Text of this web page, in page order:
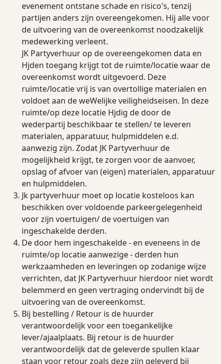
evenement ontstane schade en risico's, tenzij
partijen anders zijn overeengekomen. Hij alle voor
de uitvoering van de overeenkomst noodzakelijk
medewerking verleent.
JK Partyverhuur op de overeengekomen data en
Hjden toegang krijgt tot de ruimte/locatie waar de
overeenkomst wordt uitgevoerd. Deze
ruimte/locatie vrij is van overtollige materialen en
voldoet aan de weWelijke veiligheidseisen. In deze
ruimte/op deze locatie Hjdig de door de
wederpartij beschikbaar te stellen/ te leveren
materialen, apparatuur, hulpmiddelen e.d.
aanwezig zijn. Zodat JK Partyverhuur de
mogelijkheid krijgt, te zorgen voor de aanvoer,
opslag of afvoer van (eigen) materialen, apparatuur
en hulpmiddelen.
Jk partyverhuur moet op locatie kosteloos kan
beschikken over voldoende parkeergelegenheid
voor zijn voertuigen/ de voertuigen van
ingeschakelde derden.
De door hem ingeschakelde - en eveneens in de
ruimte/op locatie aanwezige - derden hun
werkzaamheden en leveringen op zodanige wijze
verrichten, dat JK Partyverhuur hierdoor niet wordt
belemmerd en geen vertraging ondervindt bij de
uitvoering van de overeenkomst.
Bij bestelling / Retour is de huurder
verantwoordelijk voor een toegankelijke
lever/ajaalplaats. Bij retour is de huurder
verantwoordelijk dat de geleverde spullen klaar
staan voor retour zoals deze zijn geleverd bij